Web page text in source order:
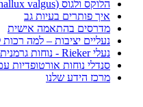
הלוקס ולגוס (hallux valgus)
איך פותרים בעיות גב
מדרסים בהתאמה אישית
נעליים יציבות – למה
נעלי Rieker - נוחות גרמנית אמיתית שפוגשת את היומיום הישראלי
סנדלי נוחות
מרכז הידע שלנו